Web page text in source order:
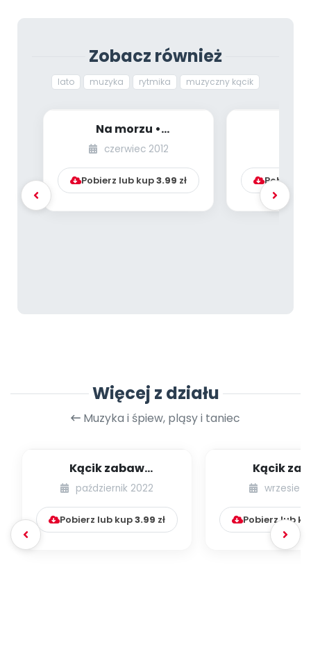
Zobacz również
lato muzyka rytmika muzyczny kącik
Na morzu •
Krakowiaczek jeden
czerwiec 2012
Pobierz lub kup3.99 zł Pobierz
Więcej z działu
Muzyka i śpiew, pląsy i taniec
Kącik zabaw
integracyjnych [cz. 21]
październik 2022
Pobierz lub kup3.99 zł
Kącik
wrzesień
Pobierz lub